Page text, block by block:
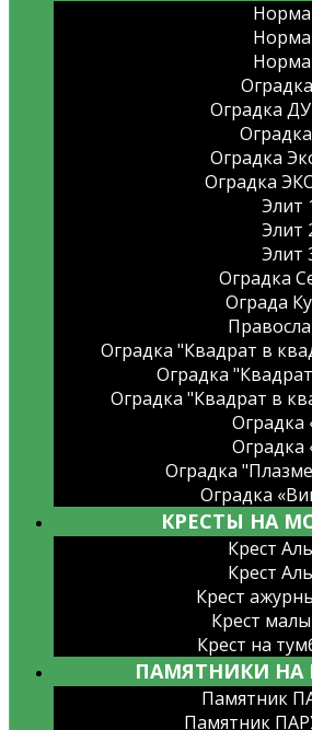
Норма
Норма
Норма
Оградка
Оградка
Оградка
Элит
Элит
Элит
Оградка
Ограда
Оградка "Квадрат в
Оградка
Оградка "Квадрат в
Оградка
Оградка
Оградка
Оградка
КРЕСТЫ НА
Крест
Крест
Крест
Крест
Крест на
ПАМЯТНИКИ НА
Памятник
Памятник